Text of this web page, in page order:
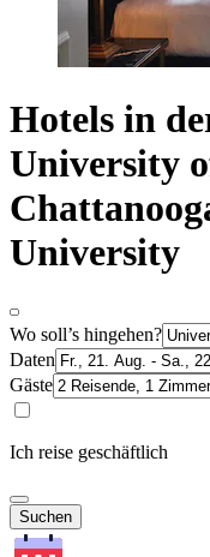
Hotels in
University
University
Wo soll’s hingehen?
Daten
Gäste
Ich reise geschäftlich
Suchen